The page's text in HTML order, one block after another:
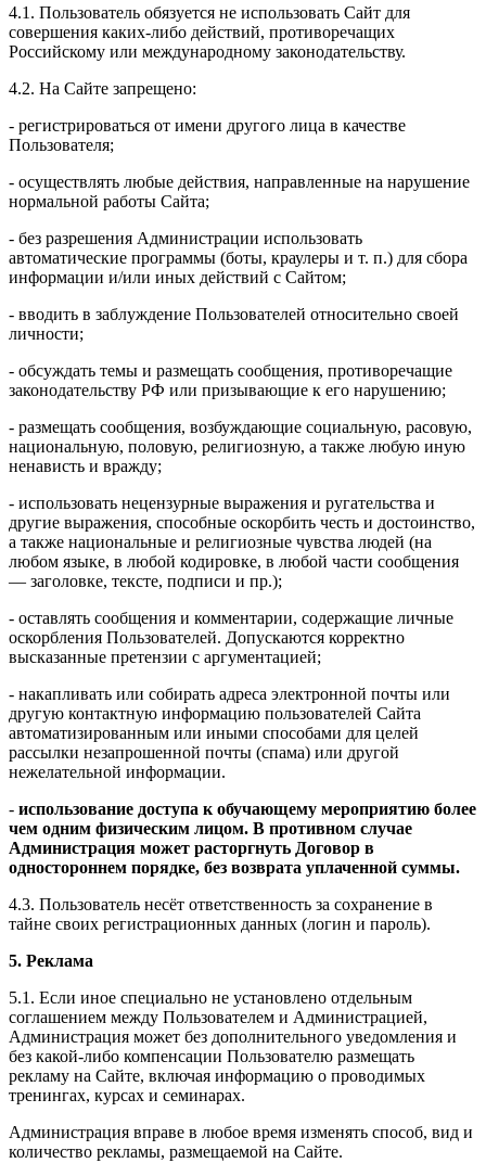
4.1. Пользователь обязуется не использовать Сайт для
совершения каких-либо действий, противоречащих
Российскому или международному законодательству.
4.2. На Сайте запрещено:
- регистрироваться от имени другого лица в качестве
Пользователя;
- осуществлять любые действия, направленные на нарушение
нормальной работы Сайта;
- без разрешения Администрации использовать
автоматические программы (боты, краулеры и т. п.) для сбора
информации и/или иных действий с Сайтом;
- вводить в заблуждение Пользователей относительно своей
личности;
- обсуждать темы и размещать сообщения, противоречащие
законодательству РФ или призывающие к его нарушению;
- размещать сообщения, возбуждающие социальную, расовую,
национальную, половую, религиозную, а также любую иную
ненависть и вражду;
- использовать нецензурные выражения и ругательства и
другие выражения, способные оскорбить честь и достоинство,
а также национальные и религиозные чувства людей (на
любом языке, в любой кодировке, в любой части сообщения
— заголовке, тексте, подписи и пр.);
- оставлять сообщения и комментарии, содержащие личные
оскорбления Пользователей. Допускаются корректно
высказанные претензии с аргументацией;
- накапливать или собирать адреса электронной почты или
другую контактную информацию пользователей Сайта
автоматизированным или иными способами для целей
рассылки незапрошенной почты (спама) или другой
нежелательной информации.
- использование доступа к обучающему мероприятию более
чем одним физическим лицом. В противном случае
Администрация может расторгнуть Договор в
одностороннем порядке, без возврата уплаченной суммы.
4.3. Пользователь несёт ответственность за сохранение в
тайне своих регистрационных данных (логин и пароль).
5. Реклама
5.1. Если иное специально не установлено отдельным
соглашением между Пользователем и Администрацией,
Администрация может без дополнительного уведомления и
без какой-либо компенсации Пользователю размещать
рекламу на Сайте, включая информацию о проводимых
тренингах, курсах и семинарах.
Администрация вправе в любое время изменять способ, вид и
количество рекламы, размещаемой на Сайте.